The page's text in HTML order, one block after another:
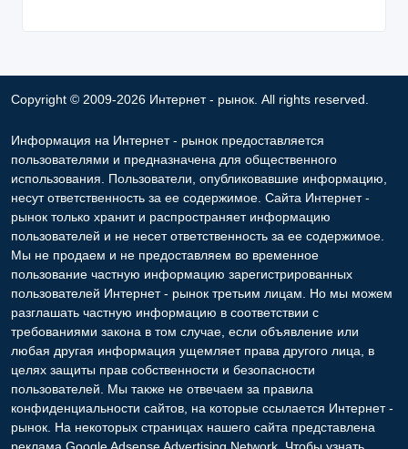
Copyright © 2009-2026 Интернет - рынок. All rights reserved.
Информация на Интернет - рынок предоставляется
пользователями и предназначена для общественного
использования. Пользователи, опубликовавшие информацию,
несут ответственность за ее содержимое. Сайта Интернет -
рынок только хранит и распространяет информацию
пользователей и не несет ответственность за ее содержимое.
Мы не продаем и не предоставляем во временное
пользование частную информацию зарегистрированных
пользователей Интернет - рынок третьим лицам. Но мы можем
разглашать частную информацию в соответствии с
требованиями закона в том случае, если объявление или
любая другая информация ущемляет права другого лица, в
целях защиты прав собственности и безопасности
пользователей. Мы также не отвечаем за правила
конфиденциальности сайтов, на которые ссылается Интернет -
рынок. На некоторых страницах нашего сайта представлена
реклама Google Adsense Advertising Network. Чтобы узнать